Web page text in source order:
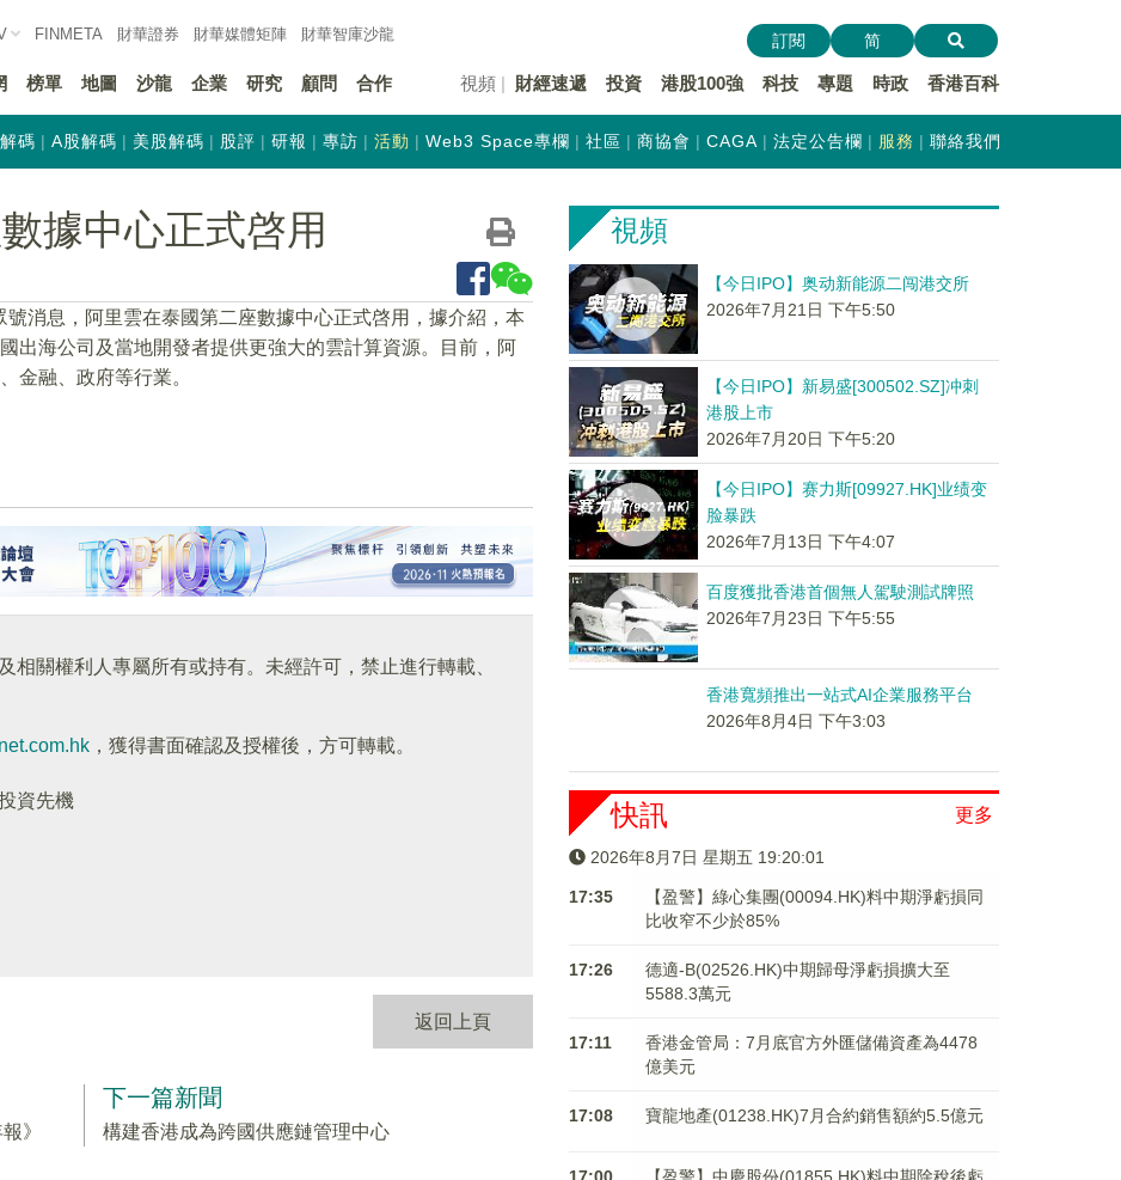
FINMETA 財華證券 財華媒體矩陣 財華智庫沙龍
榜單 地圖 沙龍 企業 研究 顧問 合作 視頻 財經速遞 投資 港股100強 科技 專題 時政 香港百科
訂閱 简
碼 A股解碼 美股解碼 股評 研報 專訪 活動 Web3 Space專欄 社區 商協會 CAGA 法定公告欄 服務 聯絡我們
據中心正式啓用
號消息，阿里雲在泰國第二座數據中心正式啓用，據介紹，本
出海公司及當地開發者提供更強大的雲計算資源。目前，阿
金融、政府等行業。
相關權利人專屬所有或持有。未經許可，禁止進行轉載、
，獲得書面確認及授權後，方可轉載。
資先機
返回上頁
》
下一篇新聞
構建香港成為跨國供應鏈管理中心
視頻
【今日IPO】奥动新能源二闯港交所
2026年7月21日 下午5:50
【今日IPO】新易盛[300502.SZ]冲刺
港股上市
2026年7月20日 下午5:20
【今日IPO】赛力斯[09927.HK]业绩变
脸暴跌
2026年7月13日 下午4:07
百度獲批香港首個無人駕駛測試牌照
2026年7月23日 下午5:55
香港寬頻推出一站式AI企業服務平台
2026年8月4日 下午3:03
更多
快訊
2026年8月7日 星期五 19:20:02
17:35
【盈警】綠心集團(00094.HK)料中期淨虧損同
比收窄不少於85%
17:26
德適-B(02526.HK)中期歸母淨虧損擴大至
5588.3萬元
17:11
香港金管局：7月底官方外匯儲備資產為4478
億美元
17:08 寶龍地產(01238.HK)7月合約銷售額約5.5億元